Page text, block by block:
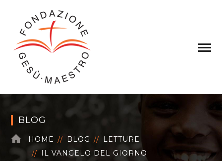
BLOG
HOME BLOG
LETTURE
IL VANGELO DEL GIORNO